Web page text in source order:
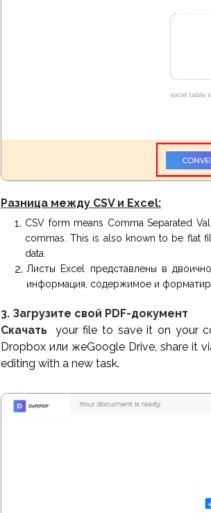
Разница между CSV и Excel:
CSV form means Comma Separated
commas. This is also known to be flat
data.
Листы Excel представлены в
информация, содержимое и
3. Загрузите свой PDF-документ
Скачать
your file to save it on your
Dropbox или жеGoogle Drive, share it
editing with a new task.